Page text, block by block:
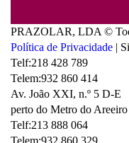
PRAZOLAR, LDA ©
Política de Privacidade |
Telf:218 428 789
Telem:932 860 414
Av. João XXI, n.º 5 D-E
perto do Metro do Areeiro
Telf:213 888 064
Telem:932 860 329